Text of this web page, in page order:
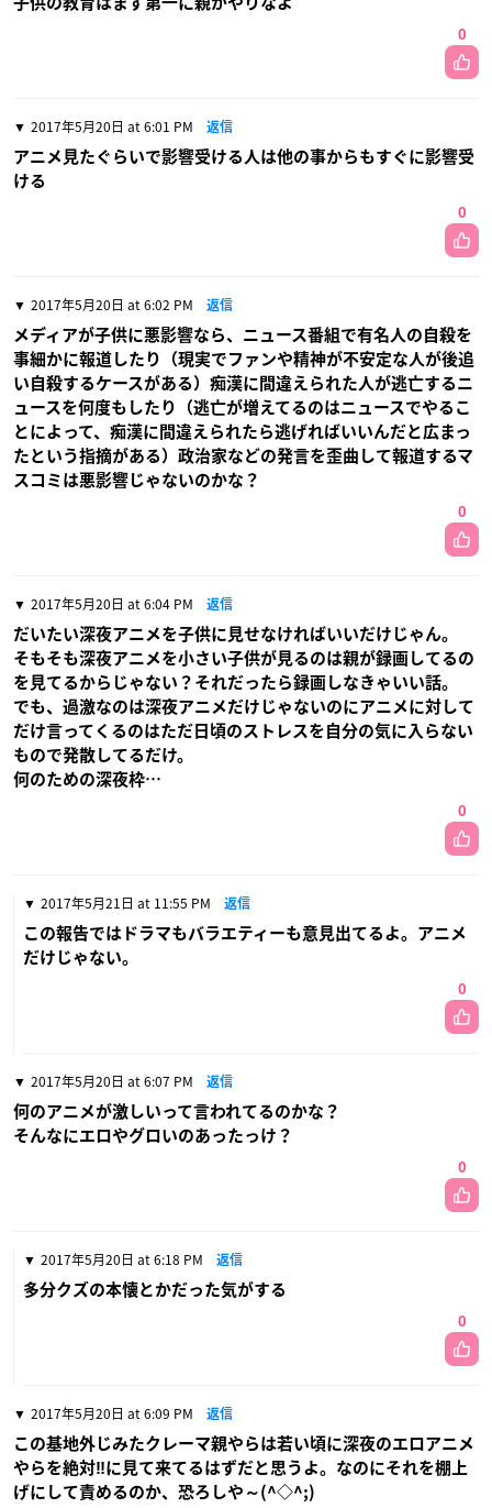
0
2017年5月20日 at 6:01 PM 返信
アニメ見たぐらいで影響受ける人は他の事からもすぐに影響受
ける
0
2017年5月20日 at 6:02 PM 返信
メディアが子供に悪影響なら、ニュース番組で有名人の自殺を
事細かに報道したり（現実でファンや精神が不安定な人が後追
い自殺するケースがある）痴漢に間違えられた人が逃亡するニ
ュースを何度もしたり（逃亡が増えてるのはニュースでやるこ
とによって、痴漢に間違えられたら逃げればいいんだと広まっ
たという指摘がある）政治家などの発言を歪曲して報道するマ
スコミは悪影響じゃないのかな？
0
2017年5月20日 at 6:04 PM 返信
だいたい深夜アニメを子供に見せなければいいだけじゃん。
そもそも深夜アニメを小さい子供が見るのは親が録画してるの
を見てるからじゃない？それだったら録画しなきゃいい話。
でも、過激なのは深夜アニメだけじゃないのにアニメに対して
だけ言ってくるのはただ日頃のストレスを自分の気に入らない
もので発散してるだけ。
何のための深夜枠…
0
2017年5月21日 at 11:55 PM 返信
この報告ではドラマもバラエティーも意見出てるよ。アニメ
だけじゃない。
0
2017年5月20日 at 6:07 PM 返信
何のアニメが激しいって言われてるのかな？
そんなにエロやグロいのあったっけ？
0
2017年5月20日 at 6:18 PM 返信
多分クズの本懐とかだった気がする
0
2017年5月20日 at 6:09 PM 返信
この基地外じみたクレーマ親やらは若い頃に深夜のエロアニメ
やらを絶対‼に見て来てるはずだと思うよ。なのにそれを棚上
げにして責めるのか、恐ろしや～(^◇^;)